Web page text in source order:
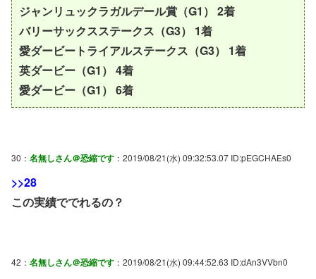
ジャンリュックラガルデール賞（G1） 2着
バリーサックスステークス（G3） 1着
愛ダービートライアルステークス（G3） 1着
英ダービー（G1） 4着
愛ダービー（G1） 6着
30： 名無しさん＠恐縮です ：2019/08/21(水) 09:32:53.07 ID:pEGCHAEs0
>>28
この実績ででれるの？
42： 名無しさん＠恐縮です ：2019/08/21(水) 09:44:52.63 ID:dAn3VVbn0